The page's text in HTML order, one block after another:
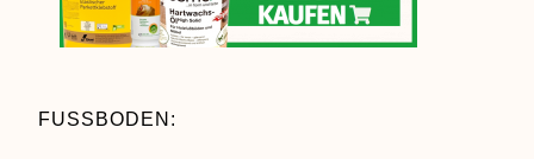
FUSSBODEN: